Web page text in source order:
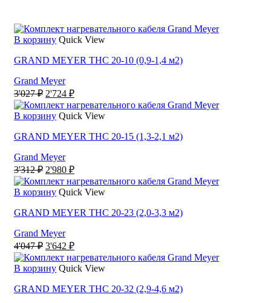
В корзину Quick View
GRAND MEYER THC 20-10 (0,9-1,4 м2)
Grand Meyer
3'027₽ Первоначальная
цена
составляла
2'724 ₽Текущая
цена:
2'724 ₽.
В корзину Quick View
GRAND MEYER THC 20-15 (1,3-2,1 м2)
Grand Meyer
3'312₽ Первоначальная
цена
составляла
2'980 ₽Текущая
цена:
2'980 ₽.
В корзину Quick View
GRAND MEYER THC 20-23 (2,0-3,3 м2)
Grand Meyer
4'047₽ Первоначальная
цена
составляла
3'642 ₽Текущая
цена:
3'642 ₽.
В корзину Quick View
GRAND MEYER THC 20-32 (2,9-4,6 м2)